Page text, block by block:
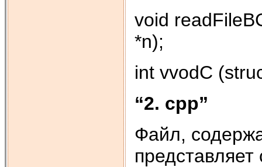
void
*n);
int vvodC
“2. cpp”
Файл,